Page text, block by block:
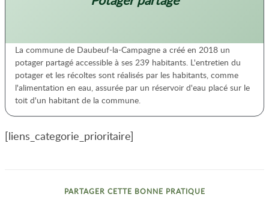
La commune de Daubeuf-la-Campagne a créé en 2018 un
potager partagé accessible à ses 239 habitants. L'entretien du
potager et les récoltes sont réalisés par les habitants, comme
l'alimentation en eau, assurée par un réservoir d'eau placé sur le
toit d'un habitant de la commune.
[liens_categorie_prioritaire]
PARTAGER CETTE BONNE PRATIQUE